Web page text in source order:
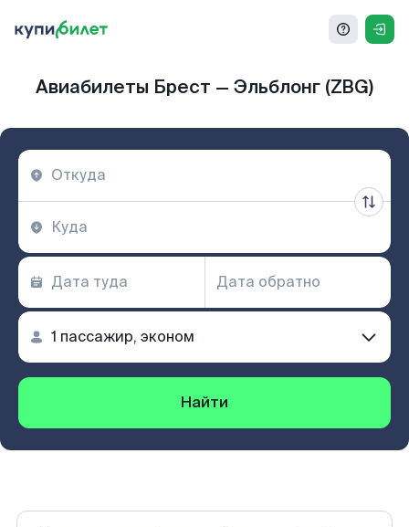
Авиабилеты Брест — Эльблонг (ZBG)
Найти